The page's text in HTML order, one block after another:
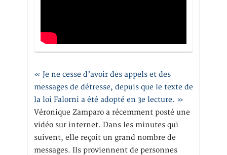
« Je ne cesse d’avoir des appels et des
messages de détresse, depuis que le texte de
la loi Falorni a été adopté en 3e lecture. »
Véronique Zamparo a récemment posté une
vidéo sur internet. Dans les minutes qui
suivent, elle reçoit un grand nombre de
messages. Ils proviennent de personnes